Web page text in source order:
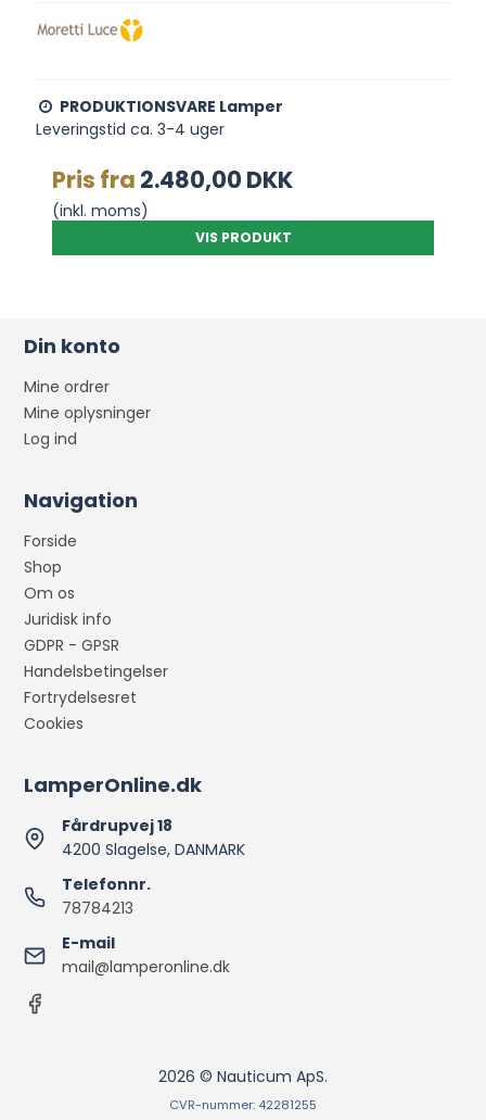
PRODUKTIONSVARE Lamper
Leveringstid ca. 3-4 uger
Pris fra 2.480,00 DKK
(inkl. moms)
VIS PRODUKT
Din konto
Mine ordrer
Mine oplysninger
Log ind
Navigation
Forside
Shop
Om os
Juridisk info
GDPR - GPSR
Handelsbetingelser
Fortrydelsesret
Cookies
LamperOnline.dk
Fårdrupvej 18
4200 Slagelse, DANMARK
Telefonnr.
78784213
E-mail
mail@lamperonline.dk
2026 © Nauticum ApS.
CVR-nummer: 42281255